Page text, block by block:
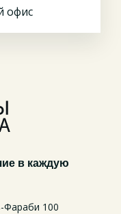
офис
в каждую
Фараби 100